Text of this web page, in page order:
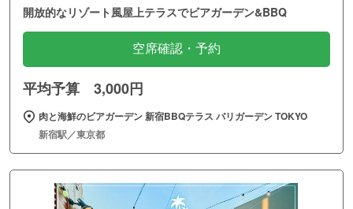
開放的なリゾート風屋上テラスでビアガーデン&BBQ
空席確認・予約
平均予算 3,000円
肉と海鮮のビアガーデン 新宿BBQテラス バリガーデン TOKYO
新宿駅／東京都